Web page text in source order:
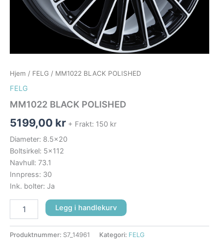
Hjem / FELG / MM1022 BLACK POLISHED
FELG
MM1022 BLACK POLISHED
5199,00 kr + Frakt: 150 kr
Diameter: 8.5×20
Boltsirkel: 5×112
Navhull: 73.1
Innpress: 30
Ink. bolter: Ja
Legg i handlekurv
Produktnummer: S7_14961 Kategori: FELG